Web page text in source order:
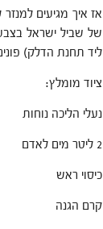
אז איך מגיעים
ליד תחנת הדלק)
ציוד מומלץ:
נעלי הליכה נוחות
2 ליטר מים לאדם
כיסוי ראש
קרם הגנה